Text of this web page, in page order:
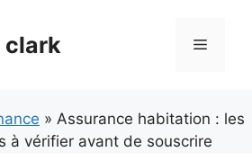
clark Menu
» Assurance habitation : les
à vérifier avant de souscrire